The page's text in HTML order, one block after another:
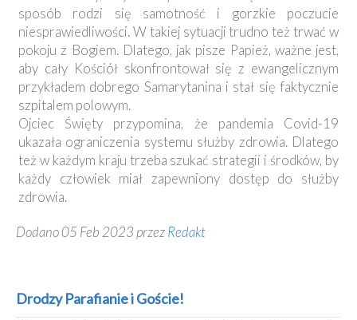
sposób rodzi się samotność i gorzkie poczucie
niesprawiedliwości. W takiej sytuacji trudno też trwać w
pokoju z Bogiem. Dlatego, jak pisze Papież, ważne jest,
aby cały Kościół skonfrontował się z ewangelicznym
przykładem dobrego Samarytanina i stał się faktycznie
szpitalem polowym.
Ojciec Święty przypomina, że pandemia Covid-19
ukazała ograniczenia systemu służby zdrowia. Dlatego
też w każdym kraju trzeba szukać strategii i środków, by
każdy człowiek miał zapewniony dostęp do służby
zdrowia.
Dodano 05 Feb 2023 przezRedakt
Drodzy Parafianie i Goście!